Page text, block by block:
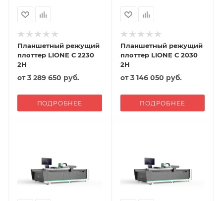
Планшетный режущий
плоттер LIONE С 2230
2H
от3 289 650 руб.
ПОДРОБНЕЕ
Планшетный режущий
плоттер LIONE С 2030
2H
от3 146 050 руб.
ПОДРОБНЕЕ